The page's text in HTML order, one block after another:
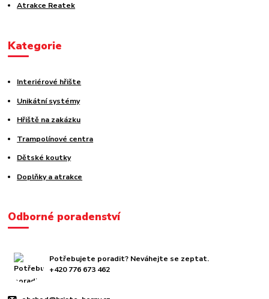
Atrakce Reatek
Kategorie
Interiérové hřište
Unikátní systémy
Hřiště na zakázku
Trampolínové centra
Dětské koutky
Doplňky a atrakce
Odborné poradenství
Potřebujete poradit? Neváhejte se zeptat.
+420 776 673 462